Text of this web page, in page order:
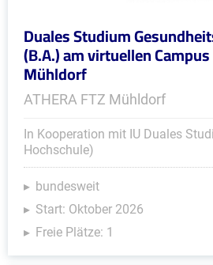
Duales Studium
(B.A.) am virtuellen
Mühldorf
ATHERA FTZ Mühldorf
In Kooperation mit IU Duales
Hochschule)
bundesweit
Start: Oktober 2026
Freie Plätze: 1